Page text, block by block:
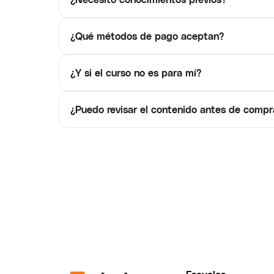
¿Qué métodos de pago aceptan?
¿Y si el curso no es para mí?
¿Puedo revisar el contenido antes de